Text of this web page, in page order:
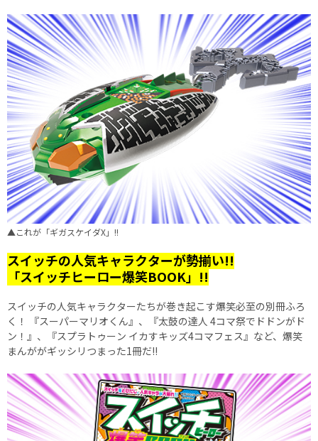
▲これが「ギガスケイダX」!!
スイッチの人気キャラクターが勢揃い!!
「スイッチヒーロー爆笑BOOK」!!
スイッチの人気キャラクターたちが巻き起こす爆笑必至の別冊ふろ
く！ 『スーパーマリオくん』、『太鼓の達人 4コマ祭でドドンがド
ン！』、『スプラトゥーン イカすキッズ4コマフェス』など、爆笑
まんががギッシリつまった1冊だ!!